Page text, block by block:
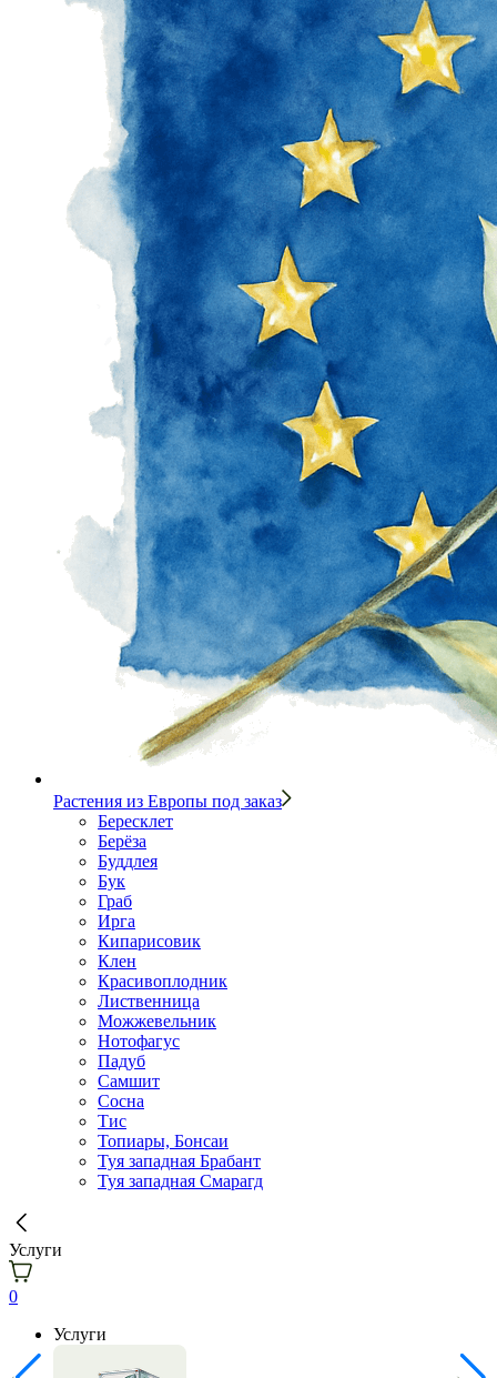
Растения из Европы под заказ
Бересклет
Берёза
Буддлея
Бук
Граб
Ирга
Кипарисовик
Клен
Красивоплодник
Лиственница
Можжевельник
Нотофагус
Падуб
Самшит
Сосна
Тис
Топиары, Бонсаи
Туя западная Брабант
Туя западная Смарагд
Услуги
0
Услуги